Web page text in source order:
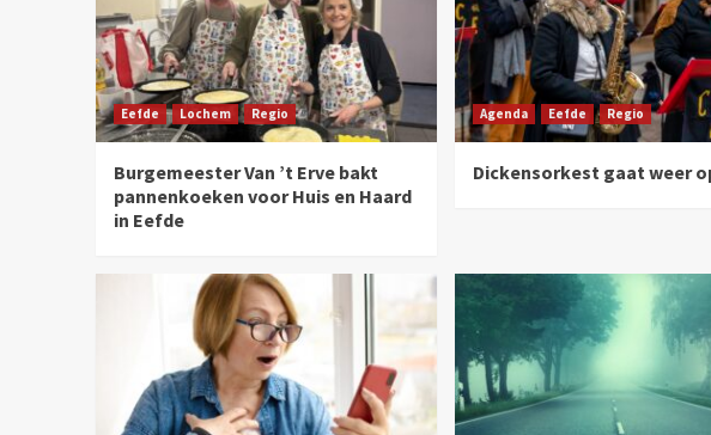
Eefde Lochem Regio
Burgemeester Van ’t Erve bakt
pannenkoeken voor Huis en Haard
in Eefde
Agenda Eefde Regio
Dickensorkest gaat weer